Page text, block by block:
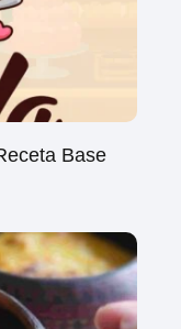
Base